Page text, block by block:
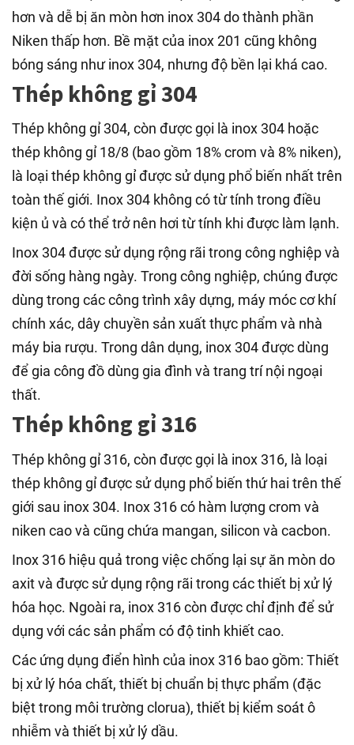
hơn và dễ bị ăn mòn hơn inox 304 do thành phần
Niken thấp hơn. Bề mặt của inox 201 cũng không
bóng sáng như inox 304, nhưng độ bền lại khá cao.
Thép không gỉ 304
Thép không gỉ 304, còn được gọi là inox 304 hoặc
thép không gỉ 18/8 (bao gồm 18% crom và 8% niken),
là loại thép không gỉ được sử dụng phổ biến nhất trên
toàn thế giới. Inox 304 không có từ tính trong điều
kiện ủ và có thể trở nên hơi từ tính khi được làm lạnh.
Inox 304 được sử dụng rộng rãi trong công nghiệp và
đời sống hàng ngày. Trong công nghiệp, chúng được
dùng trong các công trình xây dựng, máy móc cơ khí
chính xác, dây chuyền sản xuất thực phẩm và nhà
máy bia rượu. Trong dân dụng, inox 304 được dùng
để gia công đồ dùng gia đình và trang trí nội ngoại
thất.
Thép không gỉ 316
Thép không gỉ 316, còn được gọi là inox 316, là loại
thép không gỉ được sử dụng phổ biến thứ hai trên thế
giới sau inox 304. Inox 316 có hàm lượng crom và
niken cao và cũng chứa mangan, silicon và cacbon.
Inox 316 hiệu quả trong việc chống lại sự ăn mòn do
axit và được sử dụng rộng rãi trong các thiết bị xử lý
hóa học. Ngoài ra, inox 316 còn được chỉ định để sử
dụng với các sản phẩm có độ tinh khiết cao.
Các ứng dụng điển hình của inox 316 bao gồm: Thiết
bị xử lý hóa chất, thiết bị chuẩn bị thực phẩm (đặc
biệt trong môi trường clorua), thiết bị kiểm soát ô
nhiễm và thiết bị xử lý dầu.